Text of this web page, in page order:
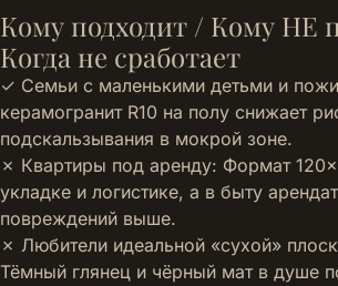
Кому подходит / Кому НЕ
Когда не сработает
✓ Семьи с маленькими детьми и
керамогранит R10 на полу снижает
подскальзывания в мокрой зоне.
✗ Квартиры под аренду: Формат
укладке и логистике, а в быту
повреждений выше.
✗ Любители идеальной «сухой»
Тёмный глянец и чёрный мат в душе